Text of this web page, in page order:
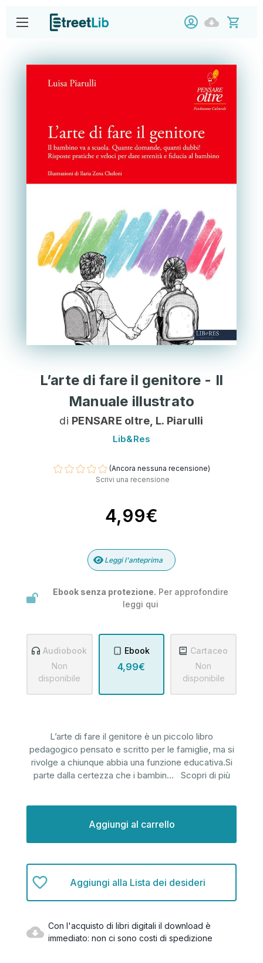
L’arte di fare il genitore - Il
Manuale illustrato
di PENSARE oltre, L. Piarulli
Lib&Res
(Ancora nessuna recensione)
Scrivi una recensione
4,99€
Leggi l'anteprima
Ebook senza protezione. Per approfondire
leggi qui
Audiobook
Non
disponibile
Ebook
4,99€
Cartaceo
Non
disponibile
L’arte di fare il genitore è un piccolo libro
pedagogico pensato e scritto per le famiglie, ma si
rivolge a chiunque abbia una funzione educativa.Si
parte dalla certezza che i bambin... Scopri di più
Aggiungi alla Lista dei desideri
Con l'acquisto di libri digitali il download è
immediato: non ci sono costi di spedizione